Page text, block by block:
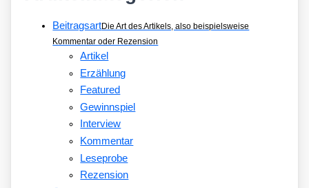
BeitragsartDie Art des Artikels, also beispielsweise
Kommentar oder Rezension
Artikel
Erzählung
Featured
Gewinnspiel
Interview
Kommentar
Leseprobe
Rezension